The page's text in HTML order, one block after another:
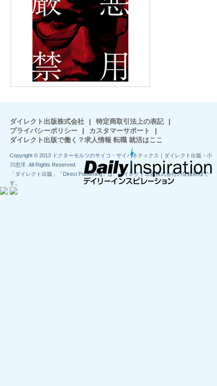
ダイレクト出版株式会社 | 特定商取引法上の表記
|
プライバシーポリシー
| カスタマーサポート
|
ダイレクト出版で働く？求人情報 転職 就活はここ
Copyright © 2013 ドクターモルツのサイコ・サイバネティクス｜ダイレクト出版・小
川忠洋. All Rights Reserved.
「ダイレクト出版」「Direct Publishing」は、ダイレクト出版株式会社の登録商標で
す。